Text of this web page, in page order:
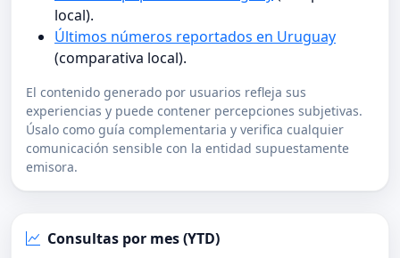
local).
Últimos números reportados en Uruguay
(comparativa local).
El contenido generado por usuarios refleja sus
experiencias y puede contener percepciones subjetivas.
Úsalo como guía complementaria y verifica cualquier
comunicación sensible con la entidad supuestamente
emisora.
Consultas por mes (YTD)